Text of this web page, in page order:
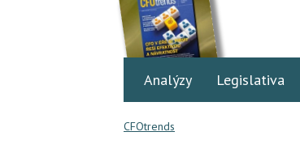
Analýzy Legislativa
CFOtrends